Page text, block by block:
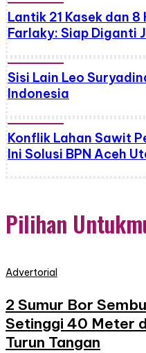
Lantik 21 Kasek dan
Farlaky: Siap Diganti
Sisi Lain Leo
Indonesia
Konflik Lahan Sawit
Ini Solusi BPN Aceh
Pilihan
Advertorial
2 Sumur Bor
Setinggi 40 Meter
Turun Tangan